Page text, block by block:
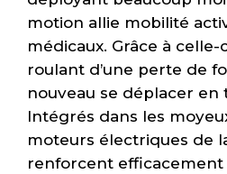
motion allie mobilité
médicaux. Grâce à celle-
roulant d’une perte de
nouveau se déplacer en
Intégrés dans les
moteurs électriques de
renforcent efficacement